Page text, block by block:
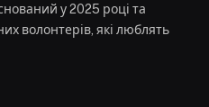
у 2025 році та
волонтерів, які люблять